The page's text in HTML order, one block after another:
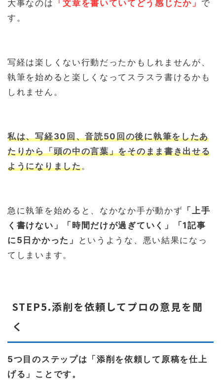
大事なのは 「文章を書いていてどう感じたか」 で
す。
写経は楽しくない行動だったかもしれませんが、
執筆を始めると楽しくなってスラスラ書けるかも
しれません。
私は、写経30回、音読50回の後に執筆をしたあ
たりから「頭の中の言葉」をそのまま書き出せる
ようになりました。
急に執筆を始めると、なかなか手が動かず 「上手
く書けない」「時間だけが過ぎていく」「1記事
に5日かかった」
というような、悪い結果になっ
てしまいます。
STEP5.添削を依頼してプロの意見を聞
く
5つ目のステップは「添削を依頼して原稿を仕上
げる」ことです。